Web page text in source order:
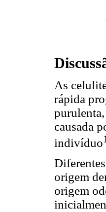
As
rápida
causada
indivíduo1
origem
origem